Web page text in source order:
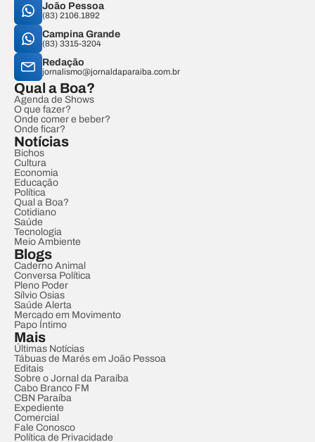
João Pessoa
(83) 2106.1892
Campina Grande
(83) 3315-3204
Redação
jornalismo@jornaldaparaiba.com.br
Qual a Boa?
Agenda de Shows
O que fazer?
Onde comer e beber?
Onde ficar?
Notícias
Bichos
Cultura
Economia
Educação
Política
Qual a Boa?
Cotidiano
Saúde
Tecnologia
Meio Ambiente
Blogs
Caderno Animal
Conversa Política
Pleno Poder
Sílvio Osias
Saúde Alerta
Mercado em Movimento
Papo Íntimo
Mais
Últimas Notícias
Tábuas de Marés em João Pessoa
Editais
Sobre o Jornal da Paraíba
Cabo Branco FM
CBN Paraíba
Expediente
Comercial
Fale Conosco
Política de Privacidade